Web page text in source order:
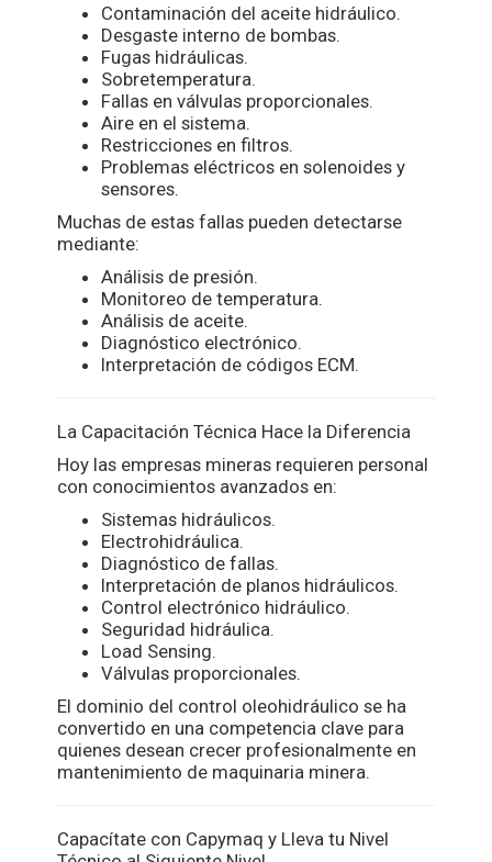
Contaminación del aceite hidráulico.
Desgaste interno de bombas.
Fugas hidráulicas.
Sobretemperatura.
Fallas en válvulas proporcionales.
Aire en el sistema.
Restricciones en filtros.
Problemas eléctricos en solenoides y
sensores.
Muchas de estas fallas pueden detectarse
mediante:
Análisis de presión.
Monitoreo de temperatura.
Análisis de aceite.
Diagnóstico electrónico.
Interpretación de códigos ECM.
La Capacitación Técnica Hace la Diferencia
Hoy las empresas mineras requieren personal
con conocimientos avanzados en:
Sistemas hidráulicos.
Electrohidráulica.
Diagnóstico de fallas.
Interpretación de planos hidráulicos.
Control electrónico hidráulico.
Seguridad hidráulica.
Load Sensing.
Válvulas proporcionales.
El dominio del control oleohidráulico se ha
convertido en una competencia clave para
quienes desean crecer profesionalmente en
mantenimiento de maquinaria minera.
Capacítate con Capymaq y Lleva tu Nivel